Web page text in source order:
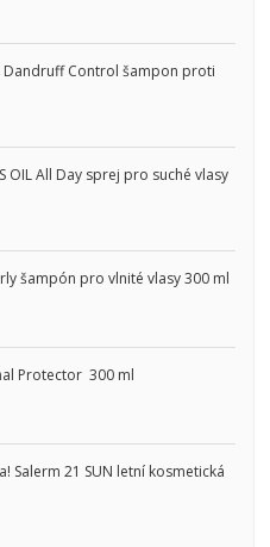
Dandruff Control šampon proti
OIL All Day sprej pro suché vlasy
šampón pro vlnité vlasy 300 ml
Protector 300 ml
Salerm 21 SUN letní kosmetická